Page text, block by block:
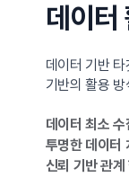
데이터
데이터 기반
기반의 활용
데이터 최소 수
투명한 데이터
신뢰 기반 관계